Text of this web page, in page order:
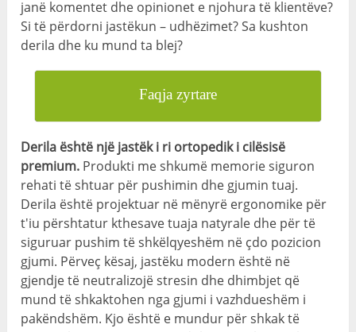
janë komentet dhe opinionet e njohura të klientëve?
Si të përdorni jastëkun – udhëzimet? Sa kushton
derila dhe ku mund ta blej?
Faqja zyrtare
Derila është një jastëk i ri ortopedik i cilësisë
premium. Produkti me shkumë memorie siguron
rehati të shtuar për pushimin dhe gjumin tuaj.
Derila është projektuar në mënyrë ergonomike për
t'iu përshtatur kthesave tuaja natyrale dhe për të
siguruar pushim të shkëlqyeshëm në çdo pozicion
gjumi. Përveç kësaj, jastëku modern është në
gjendje të neutralizojë stresin dhe dhimbjet që
mund të shkaktohen nga gjumi i vazhdueshëm i
pakëndshëm. Kjo është e mundur për shkak të